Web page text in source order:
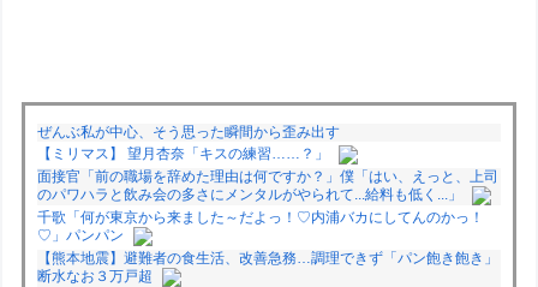
ぜんぶ私が中心、そう思った瞬間から歪み出す
【ミリマス】 望月杏奈「キスの練習……？」
面接官「前の職場を辞めた理由は何ですか？」僕「はい、えっと、上司
のパワハラと飲み会の多さにメンタルがやられて...給料も低く...」
千歌「何が東京から来ました～だよっ！♡内浦バカにしてんのかっ！
♡」パンパン
【熊本地震】避難者の食生活、改善急務…調理できず「パン飽き飽き」
断水なお３万戸超